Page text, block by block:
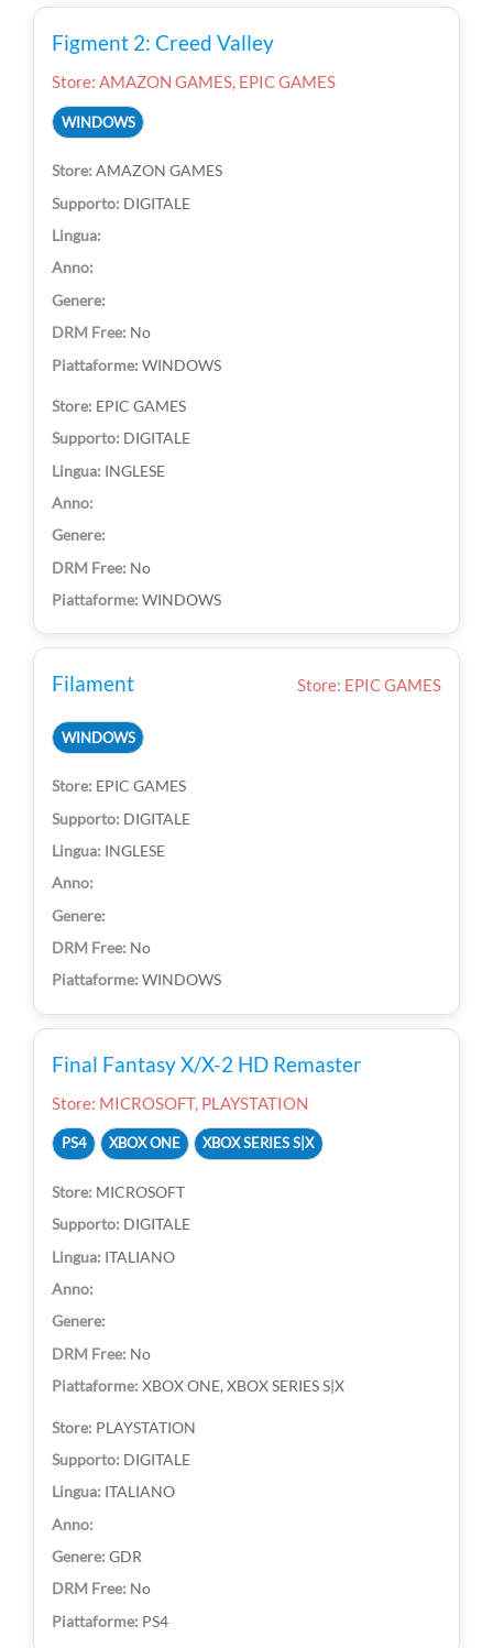
Figment 2: Creed Valley
Store: AMAZON GAMES, EPIC GAMES
WINDOWS
AMAZON GAMES
DIGITALE
No
WINDOWS
EPIC GAMES
DIGITALE
INGLESE
No
WINDOWS
Filament Store: EPIC GAMES
WINDOWS
EPIC GAMES
DIGITALE
INGLESE
No
WINDOWS
Final Fantasy X/X-2 HD Remaster
Store: MICROSOFT, PLAYSTATION
PS4 XBOX ONE XBOX SERIES S|X
MICROSOFT
DIGITALE
ITALIANO
No
XBOX ONE, XBOX SERIES S|X
PLAYSTATION
DIGITALE
ITALIANO
GDR
No
PS4